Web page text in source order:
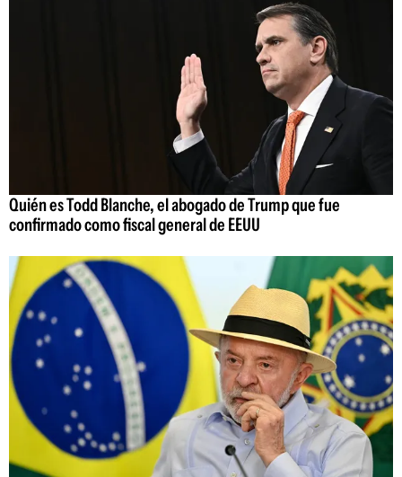
Quién es Todd Blanche, el abogado de Trump que fue
confirmado como fiscal general de EEUU